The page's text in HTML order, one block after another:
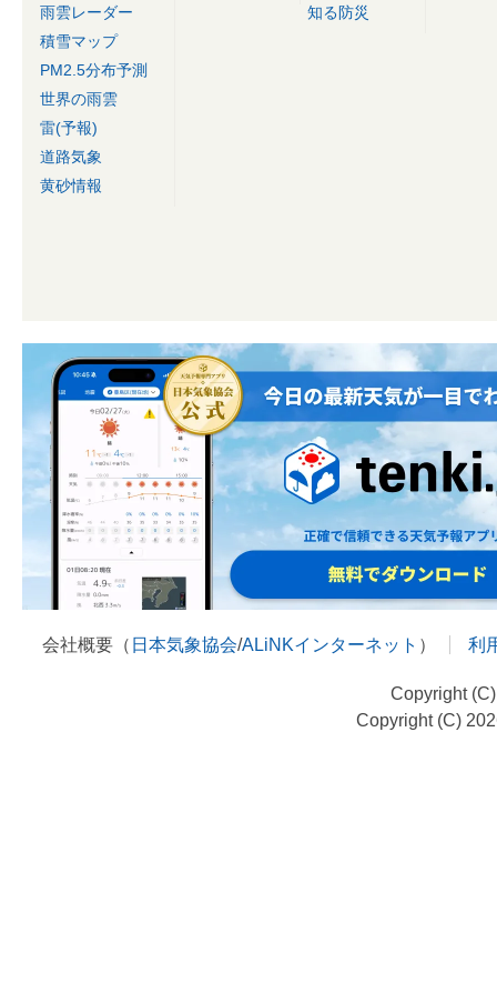
雨雲レーダー
積雪マップ
PM2.5分布予測
世界の雨雲
雷(予報)
道路気象
黄砂情報
知る防災
会社概要（ 日本気象協会/ALiNKインターネット ） 利
Copyright
Copyright (C)